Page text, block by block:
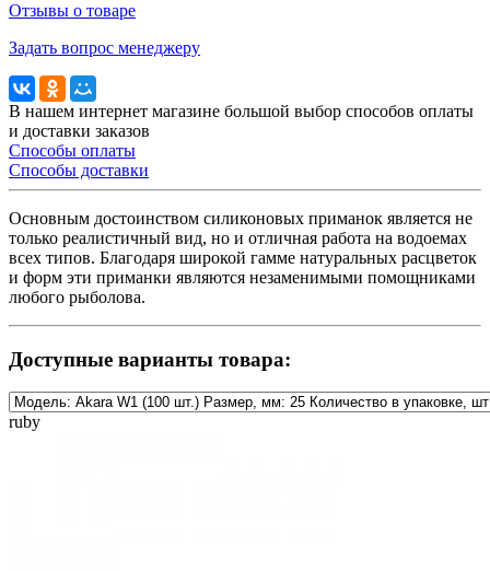
Отзывы о товаре
Задать вопрос менеджеру
В нашем интернет магазине большой выбор способов оплаты
и доставки заказов
Способы оплаты
Способы доставки
Основным достоинством силиконовых приманок является не
только реалистичный вид, но и отличная работа на водоемах
всех типов. Благодаря широкой гамме натуральных расцветок
и форм эти приманки являются незаменимыми помощниками
любого рыболова.
Доступные варианты товара:
ruby